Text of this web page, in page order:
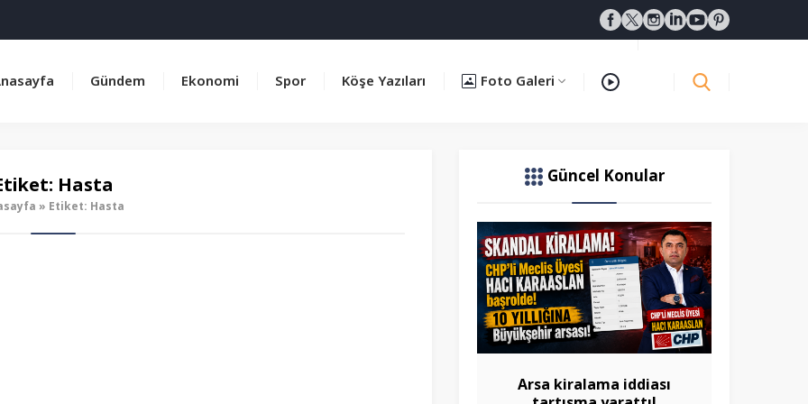
Gündem Ekonomi Spor Köşe Yazıları Foto Galeri
Hasta
» Etiket: Hasta
Güncel Konular
Arsa kiralama iddiası